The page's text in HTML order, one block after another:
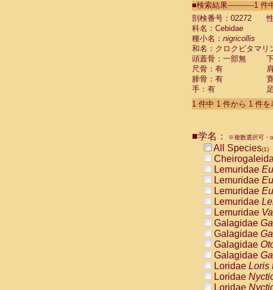
Cebidae
Cebidae
Cebidae
Cebidae
Cebidae
Cebidae
Cebidae
Cebidae
Cebidae
Cebidae
Cebidae
Cebidae
Cebidae
Cebidae
Atelidae
Atelidae
Atelidae
Atelidae
Atelidae
Atelidae
Atelidae
Atelidae
Atelidae
Atelidae
Pitheciidae
■検索結果-----------1 件
剖検番号：02272
科名：Cebidae
種小名： nigricollis
和名：クロクビタマリ
頭蓋骨：一部無
尺骨：有
腓骨：有
手：有
1 件中 1 件から 1 件を
■学名： ※複数選択可・
All Species(1)
Lemuridae
Lemuridae
Lemuridae
Lemuridae
Lemuridae
Galagidae
Galagidae
Galagidae
Galagidae
Loridae Loris
Loridae
Loridae